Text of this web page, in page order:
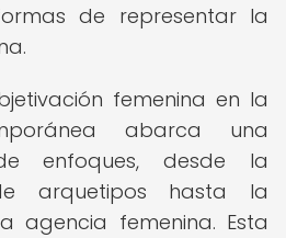
de representar la
femenina en la
abarca una
enfoques, desde la
arquetipos hasta la
agencia femenina. Esta